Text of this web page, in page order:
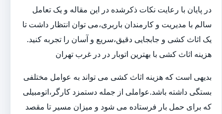
در پایان با رعایت نکات ذکرشده در این مقاله و یک تعامل
سالم با مدیریت و کارمندان باربری،می توان انتظار داشت تا
یک اثاث کشی و جابجایی دقیق،سریع و آسان را تجربه کنید.
هزینه اثاث کشی با بهترین اتوبار در در غرب تهران
بدیهی است که هزینه اثاث کشی می تواند به عوامل مختلفی
بستگی داشته باشد.عواملی از جمله دستمزد کارگر،اتومبیلی
که برای حمل بار فرستاده می شود و میزان مسیر تا مقصد